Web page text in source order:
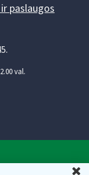
paslaugos
val.